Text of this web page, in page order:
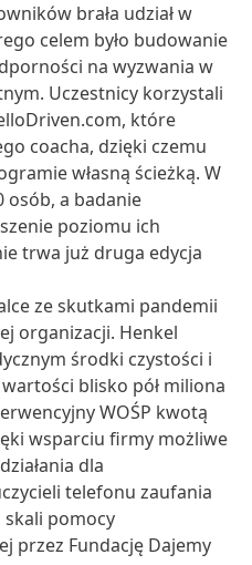
brała udział w
celem było budowanie
na wyzwania w
Uczestnicy korzystali
które
coacha, dzięki czemu
własną ścieżką. W
osób, a badanie
poziomu ich
trwa już druga edycja
ze skutkami pandemii
organizacji. Henkel
środki czystości i
blisko pół miliona
WOŚP kwotą
wsparciu firmy możliwe
dla
telefonu zaufania
skali pomocy
przez Fundację Dajemy